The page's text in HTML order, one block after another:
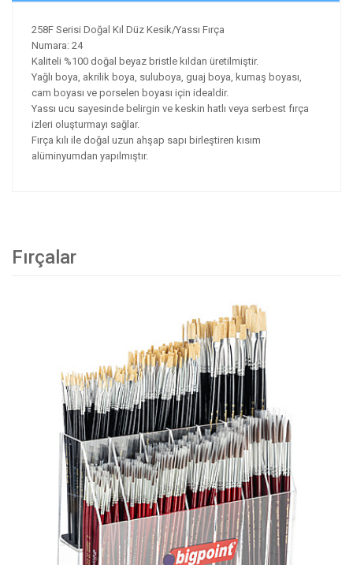
258F Serisi Doğal Kıl Düz Kesik/Yassı Fırça
Numara: 24
Kaliteli %100 doğal beyaz bristle kıldan üretilmiştir.
Yağlı boya, akrilik boya, suluboya, guaj boya, kumaş boyası,
cam boyası ve porselen boyası için idealdir.
Yassı ucu sayesinde belirgin ve keskin hatlı veya serbest fırça
izleri oluşturmayı sağlar.
Fırça kılı ile doğal uzun ahşap sapı birleştiren kısım
alüminyumdan yapılmıştır.
Fırçalar